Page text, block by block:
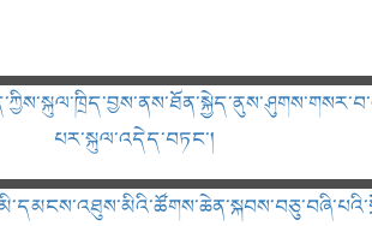
པར་སྐུལ་འདེད་བཏང་།